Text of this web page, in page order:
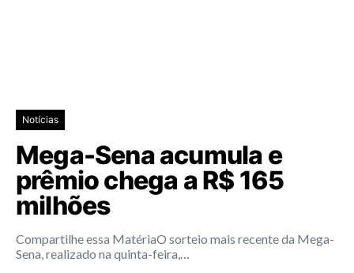
Notícias
Mega-Sena acumula e
prêmio chega a R$ 165
milhões
Compartilhe essa MatériaO sorteio mais recente da Mega-
Sena, realizado na quinta-feira,…